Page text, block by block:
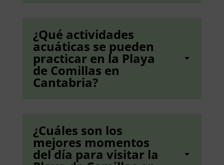
¿Qué actividades
acuáticas se pueden
practicar en la Playa
de Comillas en
Cantabria?
¿Cuáles son los
mejores momentos
del día para visitar la